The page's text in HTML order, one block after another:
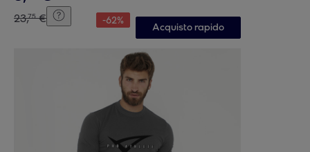
23,75 € -62%
Acquisto rapido